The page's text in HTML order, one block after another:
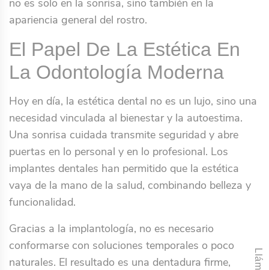
apariencia general del rostro.
El Papel De La Estética En
La Odontología Moderna
Hoy en día, la estética dental no es un lujo, sino una
necesidad vinculada al bienestar y la autoestima.
Una sonrisa cuidada transmite seguridad y abre
puertas en lo personal y en lo profesional. Los
implantes dentales han permitido que la estética
vaya de la mano de la salud, combinando belleza y
funcionalidad.
Gracias a la implantología, no es necesario
conformarse con soluciones temporales o poco
naturales. El resultado es una dentadura firme,